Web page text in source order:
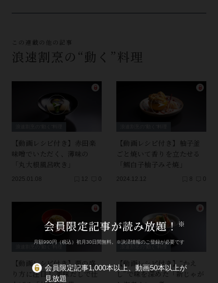
この連載の他の記事
浪速割烹の“動く”料理
【動画レシピ付き】赤田楽
味噌でいただく、薄味の
「丸大根風呂吹き」
2025.01.08 12 0
【動画レシピ付き】柚子釜
ごと焼いて香りを立たせる
「鱈白子柚子みそ焼」
2024.12.12 8 0
【動画レシピ付き】栗の盛
り方に注目！ 美味だしで仕
【動画レシピ付き】“かえ
し”で味を深めた「新じゃが
会員限定記事が読み放題！ ※
月額990円（税込）初月30日間無料。※決済情報のご登録が必要です
会員限定記事1,000本以上、動画50本以上が
見放題